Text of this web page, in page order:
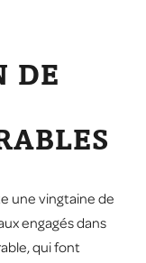
DE
une vingtaine de
engagés dans
qui font